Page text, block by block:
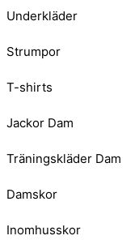
Underkläder
Strumpor
T-shirts
Jackor Dam
Träningskläder Dam
Damskor
Inomhusskor